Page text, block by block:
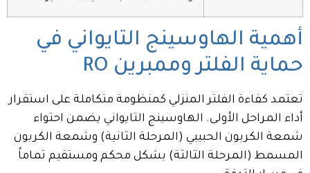
أهمية الهاوسينج التايواني في
حماية الفلتر وممبرين RO
تعتمد كفاءة الفلتر المنزلي كمنظومة متكاملة على استقرار
أداء المراحل الأولى. الهاوسينج التايواني يضمن احتواء
شمعة الكربون الحبيبي (المرحلة الثانية) وشمعة الكربون
المسمط (المرحلة الثالثة) بشكل محكم ومستقيم تماماً